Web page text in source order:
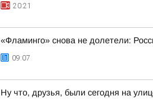
20:21
«Фламинго» снова не долетели:
09:07
Ну что, друзья, были сегодня на